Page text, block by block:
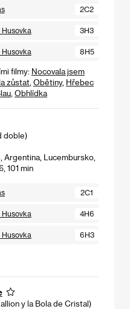
2C2
Husovka 3H3
Husovka 8H5
filmy: Nocovala jsem
zůstat Obětiny, Hřebec
Obhlídka
doble)
Argentina, Lucembursko,
101 min
2C1
Husovka 4H6
Husovka 6H3
y la Bola de Cristal)